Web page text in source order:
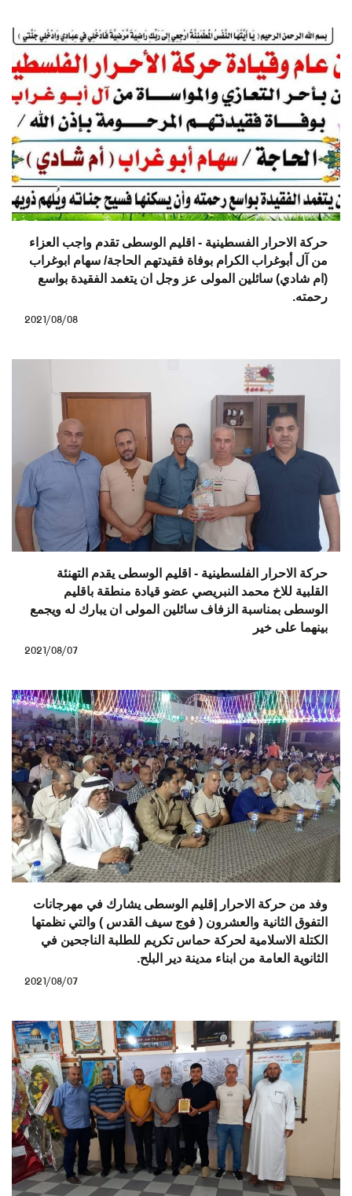
حركة الاحرار الفسطينية - اقليم الوسطى تقدم واجب العزاء
من آل أبوغراب الكرام بوفاة فقيدتهم الحاجة/ سهام ابوغراب
(ام شادي) سائلين المولى عز وجل ان يتغمد الفقيدة بواسع
رحمته.
حركة الاحرار الفلسطينية - اقليم الوسطى يقدم التهنئة
القلبية للاخ محمد النبريصي عضو قيادة منطقة باقليم
الوسطى بمناسبة الزفاف سائلين المولى ان يبارك له ويجمع
بينهما على خير
وفد من حركة الاحرار إقليم الوسطى يشارك في مهرجانات
التفوق الثانية والعشرون ( فوج سيف القدس ) والتي نظمتها
الكتلة الاسلامية لحركة حماس تكريم للطلبة الناجحين في
الثانوية العامة من ابناء مدينة دير البلح.